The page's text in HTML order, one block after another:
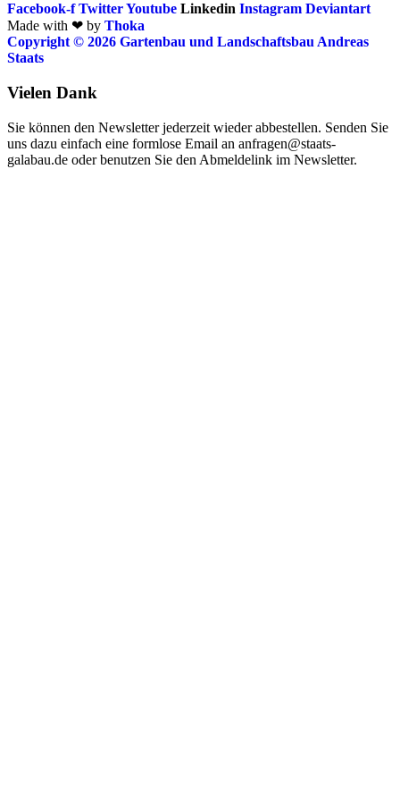
Facebook-f TwitterYoutube Linkedin Instagram Deviantart
Made with ❤ by Thoka
Copyright © 2026 Gartenbau und Landschaftsbau Andreas
Staats
Vielen Dank
Sie können den Newsletter jederzeit wieder abbestellen. Senden Sie
uns dazu einfach eine formlose Email an anfragen@staats-
galabau.de oder benutzen Sie den Abmeldelink im Newsletter.